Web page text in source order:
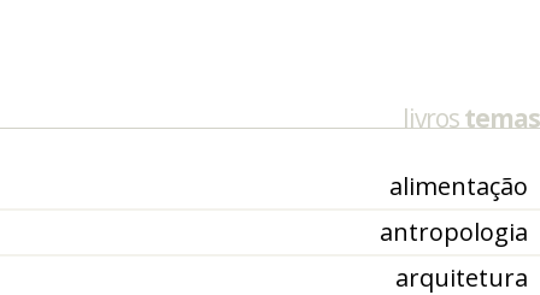
livrostemas
alimentação
antropologia
arquitetura